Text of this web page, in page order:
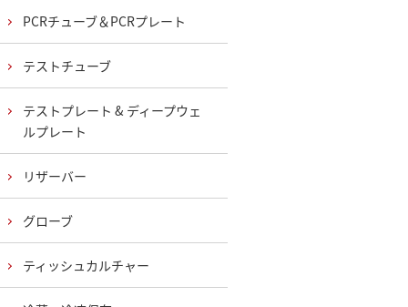
PCRチューブ＆PCRプレート
テストチューブ
テストプレート & ディープウェ
ルプレート
リザーバー
グローブ
ティッシュカルチャー